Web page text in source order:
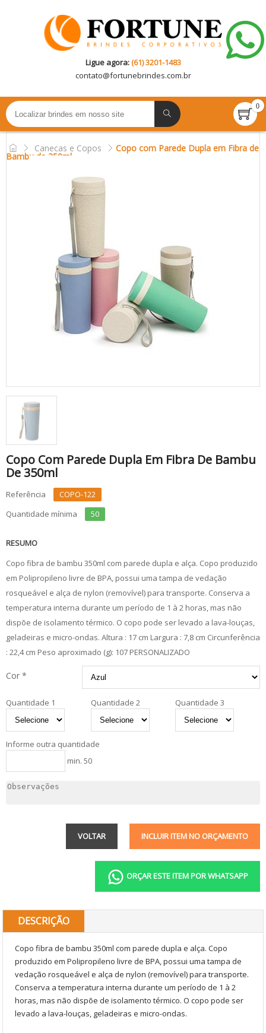
Ligue agora:(61) 3201-1483
contato@fortunebrindes.com.br
0
Canecas e Copos Copo com Parede Dupla em Fibra de
Bambu de 350ml
Copo Com Parede Dupla Em Fibra De Bambu
De 350ml
Referência
COPO-122
Quantidade mínima
50
RESUMO
Copo fibra de bambu 350ml com parede dupla e alça. Copo produzido
em Polipropileno livre de BPA, possui uma tampa de vedação
rosqueável e alça de nylon (removível) para transporte. Conserva a
temperatura interna durante um período de 1 à 2 horas, mas não
dispõe de isolamento térmico. O copo pode ser levado a lava-louças,
geladeiras e micro-ondas. Altura : 17 cm Largura : 7,8 cm Circunferência
: 22,4 cm Peso aproximado (g): 107 PERSONALIZADO
Cor *
Quantidade 1 Quantidade 2 Quantidade 3
Informe outra quantidade
min. 50
INCLUIR ITEM NO ORÇAMENTO
VOLTAR
ORÇAR ESTE ITEM POR WHATSAPP
DESCRIÇÃO
Copo fibra de bambu 350ml com parede dupla e alça. Copo
produzido em Polipropileno livre de BPA, possui uma tampa de
vedação rosqueável e alça de nylon (removível) para transporte.
Conserva a temperatura interna durante um período de 1 à 2
horas, mas não dispõe de isolamento térmico. O copo pode ser
levado a lava-louças, geladeiras e micro-ondas.